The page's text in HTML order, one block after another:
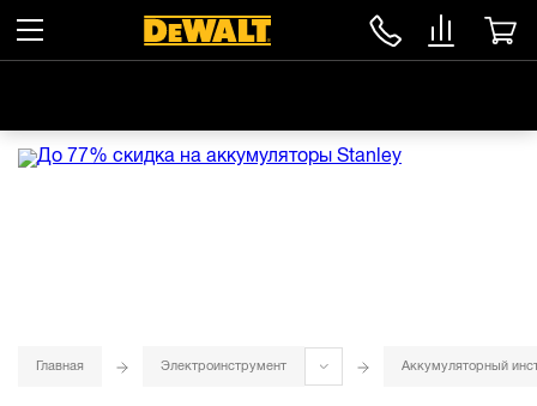
Главная Электроинструмент Аккумуляторный